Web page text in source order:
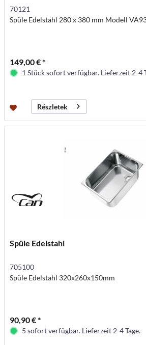
70121
Spüle Edelstahl 280 x 380 mm Modell
149,00 € *
1 Stück sofort verfügbar. Lieferzeit 2-4
Részletek
Spüle Edelstahl
705100
Spüle Edelstahl 320x260x150mm
90,90 € *
5 sofort verfügbar. Lieferzeit 2-4 Tage.